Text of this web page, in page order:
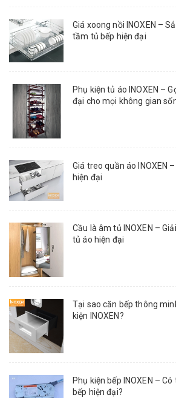
Giá xoong nồi INOXEN –
tầm tủ bếp hiện đại
Phụ kiện tủ áo INOXEN –
đại cho mọi không gian
Giá treo quần áo INOXEN
hiện đại
Cầu là âm tủ INOXEN –
tủ áo hiện đại
Tại sao căn bếp thông
kiện INOXEN?
Phụ kiện bếp INOXEN –
bếp hiện đại?